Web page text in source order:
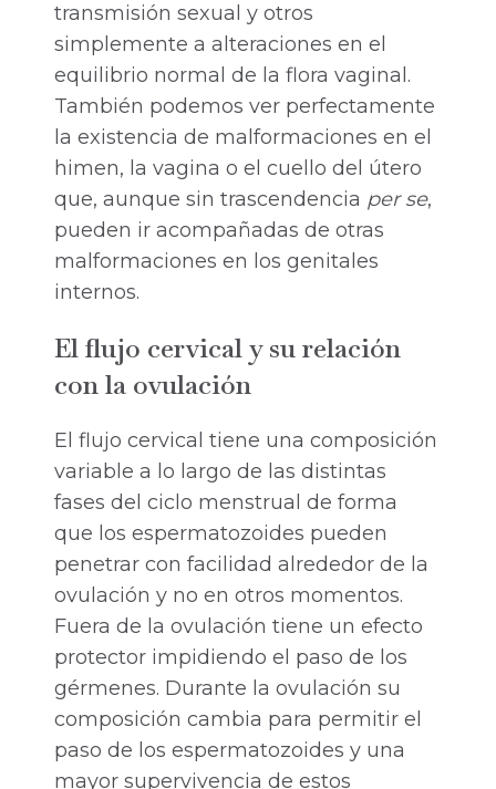
transmisión sexual y otros
simplemente a alteraciones en el
equilibrio normal de la flora vaginal.
También podemos ver perfectamente
la existencia de malformaciones en el
himen, la vagina o el cuello del útero
que, aunque sin trascendencia per se,
pueden ir acompañadas de otras
malformaciones en los genitales
internos.
El flujo cervical y su relación
con la ovulación
El flujo cervical tiene una composición
variable a lo largo de las distintas
fases del ciclo menstrual de forma
que los espermatozoides pueden
penetrar con facilidad alrededor de la
ovulación y no en otros momentos.
Fuera de la ovulación tiene un efecto
protector impidiendo el paso de los
gérmenes. Durante la ovulación su
composición cambia para permitir el
paso de los espermatozoides y una
mayor supervivencia de estos